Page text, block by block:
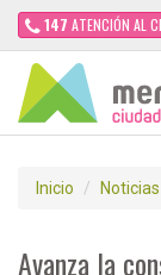
147 ATENCIÓN AL
Inicio Noticias
Avanza la